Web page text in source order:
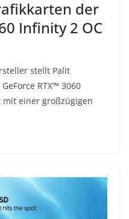
der
Infinity 2 OC
stellt Palit
RTX™ 3060
mit einer großzügigen